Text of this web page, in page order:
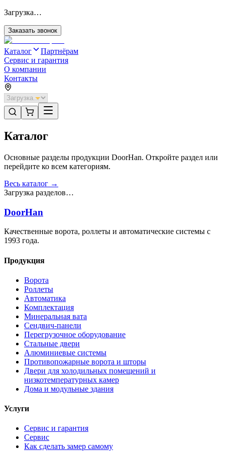
Загрузка…
Заказать звонок
Каталог
Партнёрам
Сервис и гарантия
О компании
Контакты
Каталог
Основные разделы продукции DoorHan. Откройте раздел или
перейдите ко всем категориям.
Весь каталог →
Загрузка разделов…
DoorHan
Качественные ворота, роллеты и автоматические системы с
1993 года.
Продукция
Ворота
Роллеты
Автоматика
Комплектация
Минеральная вата
Сендвич-панели
Перегрузочное оборудование
Стальные двери
Алюминиевые системы
Противопожарные ворота и шторы
Двери для холодильных помещений и
низкотемпературных камер
Дома и модульные здания
Услуги
Сервис и гарантия
Сервис
Как сделать замер самому